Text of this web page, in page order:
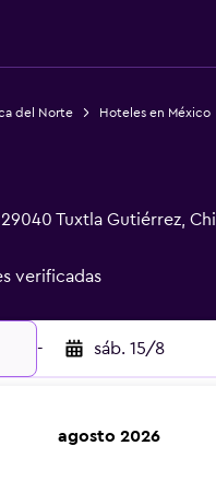
del Norte Hoteles en México
Tuxtla Gutiérrez,
verificadas
- sáb. 15/8
agosto 2026